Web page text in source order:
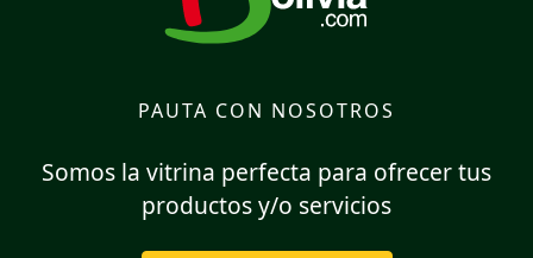
PAUTA CON NOSOTROS
Somos la vitrina perfecta para ofrecer tus
productos y/o servicios